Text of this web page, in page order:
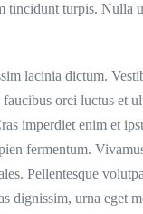
tincidunt turpis. Nulla
lacinia dictum.
orci luctus et
imperdiet enim et
fermentum.
Pellentesque
dignissim, urna eget